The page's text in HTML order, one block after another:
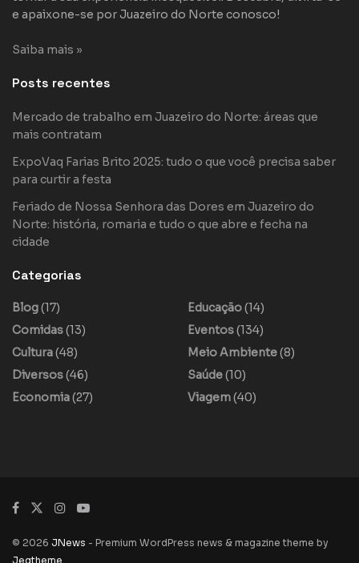
e apaixone-se por Juazeiro do Norte conosco!
Saiba mais »
Posts recentes
Mercado de trabalho em Juazeiro do Norte: áreas que
mais contratam
ExpoVaq Farias Brito 2025: tudo o que você precisa saber
para curtir a festa
Feriado de Nossa Senhora das Dores em Juazeiro do
Norte: história, romaria e tudo o que abre e fecha na
cidade
Categorias
Blog(17)
Comidas(13)
Cultura(48)
Diversos(46)
Economia(27)
Educação(14)
Eventos(134)
Meio Ambiente(8)
Saúde(10)
Viagem(40)
© 2026 JNews - Premium WordPress news & magazine theme by
Jegtheme